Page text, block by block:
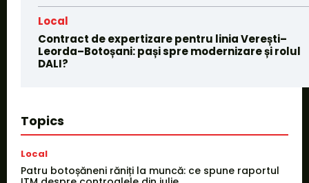
Local
Contract de expertizare pentru linia Verești–
Leorda–Botoșani: pași spre modernizare și rolul
DALI?
Topics
Local
Patru botoșăneni răniți la muncă: ce spune raportul